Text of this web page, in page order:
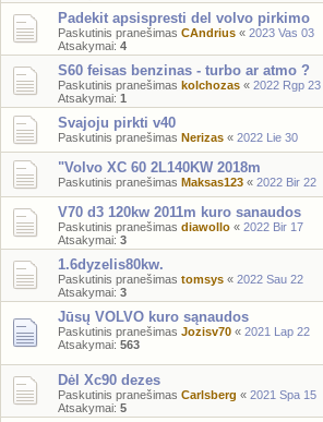
Padekit apsispresti del volvo pirkimo
Paskutinis pranešimas CAndrius « 2023 Vas 03
Atsakymai: 4
S60 feisas benzinas - turbo ar atmo ?
Paskutinis pranešimas kolchozas « 2022 Rgp 23
Atsakymai: 1
Svajoju pirkti v40
Paskutinis pranešimas Nerizas « 2022 Lie 30
"Volvo XC 60 2L140KW 2018m
Paskutinis pranešimas Maksas123 « 2022 Bir 22
V70 d3 120kw 2011m kuro sanaudos
Paskutinis pranešimas diawollo « 2022 Bir 17
Atsakymai: 3
1.6dyzelis80kw.
Paskutinis pranešimas tomsys « 2022 Sau 22
Atsakymai: 3
Jūsų VOLVO kuro sąnaudos
Paskutinis pranešimas Jozisv70 « 2021 Lap 22
Atsakymai: 563
Dėl Xc90 dezes
Paskutinis pranešimas Carlsberg « 2021 Spa 15
Atsakymai: 5